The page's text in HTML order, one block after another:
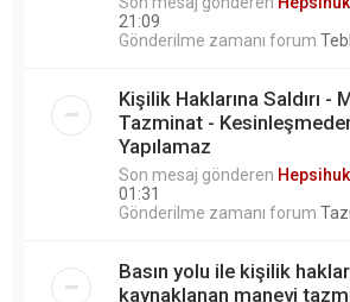
21:09
Gönderilme zamanı forum
Kişilik Haklarına Saldırı -
Tazminat -
Yapılamaz
Son mesaj gönderen
01:31
Gönderilme zamanı forum
Basın yolu ile kişilik
kaynaklanan manevi